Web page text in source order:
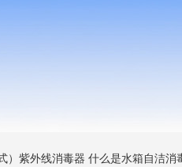
）紫外线消毒器 什么是水箱自洁消